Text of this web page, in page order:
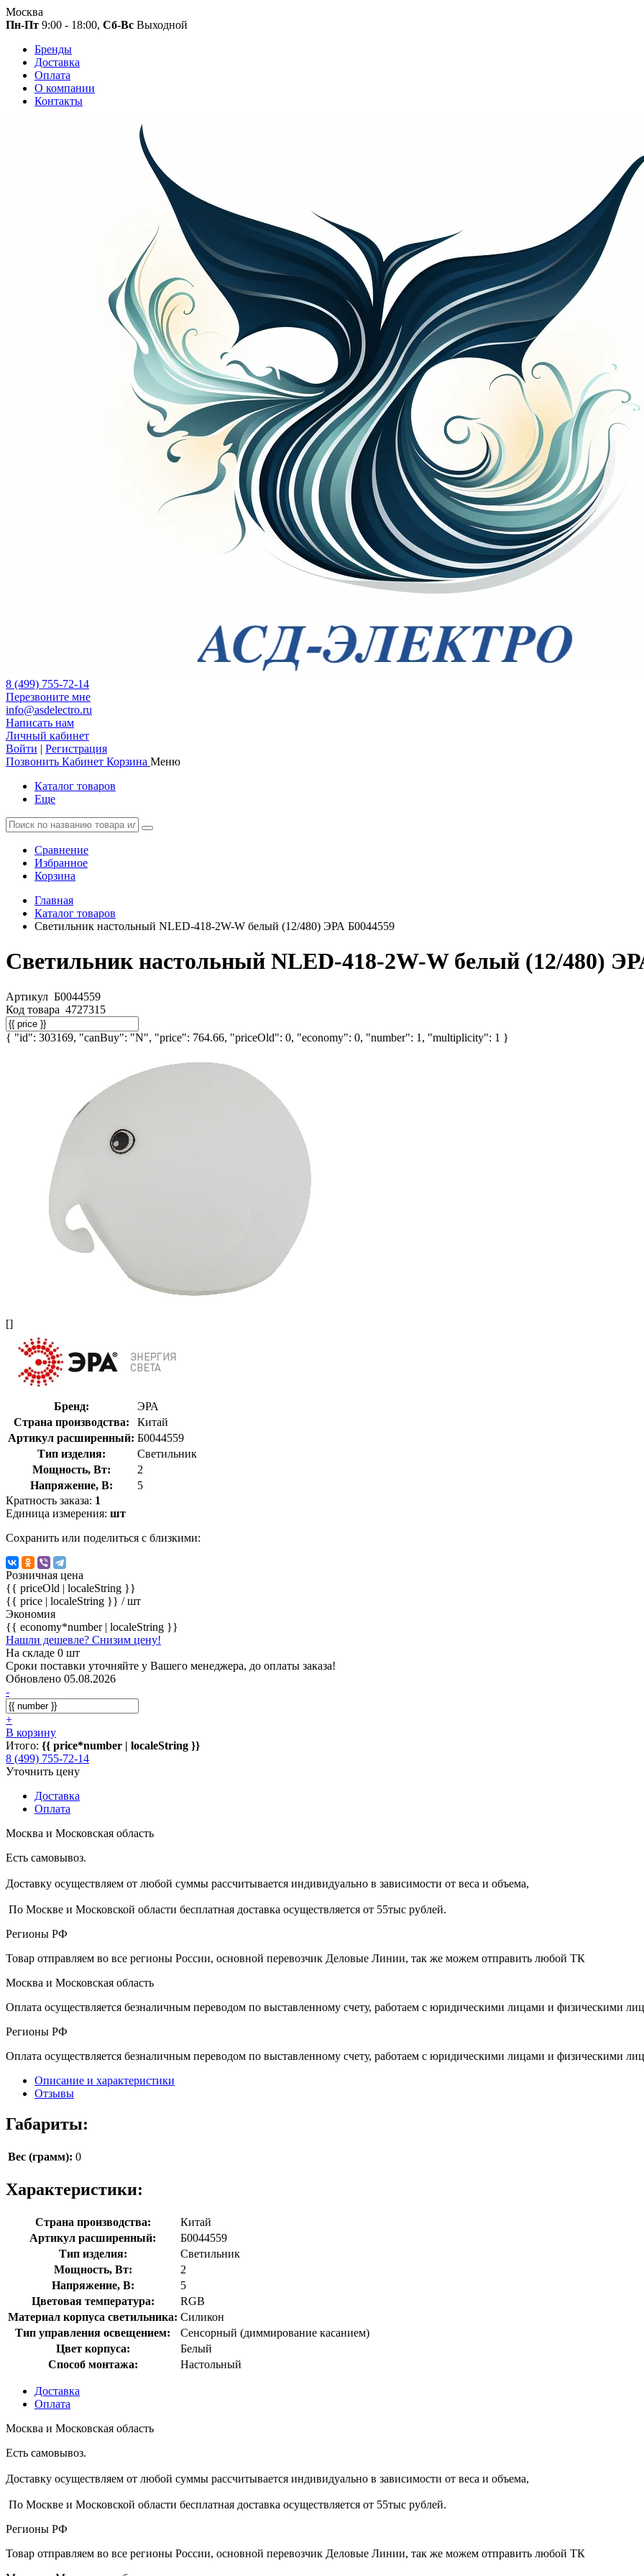
Москва
Пн-Пт 9:00 - 18:00, Сб-Вс Выходной
Бренды
Доставка
Оплата
О компании
Контакты
8 (499) 755-72-14
Перезвоните мне
info@asdelectro.ru
Написать нам
Личный кабинет
Войти | Регистрация
Позвонить Кабинет Корзина Меню
Каталог товаров
Еще
Сравнение
Избранное
Корзина
Главная
Каталог товаров
Светильник настольный NLED-418-2W-W белый (12/480) ЭРА Б0044559
Светильник настольный NLED-418-2W-W белый (12/480)
Артикул Б0044559
Код товара 4727315
{ "id": 303169, "canBuy": "N", "price": 764.66, "priceOld": 0, "economy": 0, "number": 1, "multiplicity": 1 }
[]
Бренд:
ЭРА
Страна производства:
Китай
Артикул расширенный: Б0044559
Тип изделия:
Светильник
Мощность, Вт:
2
Напряжение, В:
5
Кратность заказа: 1
Единица измерения: шт
Сохранить или поделиться с близкими:
Розничная цена
{{ priceOld | localeString }}
{{ price | localeString }} / шт
Экономия
{{ economy*number | localeString }}
Нашли дешевле? Снизим цену!
На складе 0 шт
Сроки поставки уточняйте у Вашего менеджера, до оплаты заказа!
Обновлено 05.08.2026
-
+
В корзину
Итого: {{ price*number | localeString }}
8 (499) 755-72-14
Уточнить цену
Доставка
Оплата
Москва и Московская область
Есть самовывоз.
Доставку осуществляем от любой суммы рассчитывается индивидуально в зависимости от веса и объема,
По Москве и Московской области бесплатная доставка осуществляется от 55тыс рублей.
Регионы РФ
Товар отправляем во все регионы России, основной перевозчик Деловые Линии, так же можем отправить любой ТК
Москва и Московская область
Оплата осуществляется безналичным переводом по выставленному счету, работаем с юридическими лицами и физическими
Регионы РФ
Оплата осуществляется безналичным переводом по выставленному счету, работаем с юридическими лицами и физическими
Описание и характеристики
Отзывы
Габариты:
Вес (грамм): 0
Характеристики:
Страна производства:
Китай
Артикул расширенный:
Б0044559
Тип изделия:
Светильник
Мощность, Вт:
2
Напряжение, В:
5
Цветовая температура:
RGB
Материал корпуса светильника: Силикон
Тип управления освещением:
Сенсорный (диммирование касанием)
Цвет корпуса:
Белый
Способ монтажа:
Настольный
Доставка
Оплата
Москва и Московская область
Есть самовывоз.
Доставку осуществляем от любой суммы рассчитывается индивидуально в зависимости от веса и объема,
По Москве и Московской области бесплатная доставка осуществляется от 55тыс рублей.
Регионы РФ
Товар отправляем во все регионы России, основной перевозчик Деловые Линии, так же можем отправить любой ТК